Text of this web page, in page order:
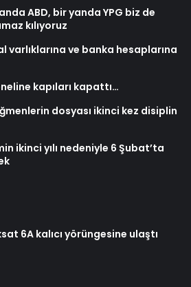
ABD, bir yanda YPG biz de
kılıyoruz
varlıklarına ve banka hesaplarına
kapıları kapattı…
dosyası ikinci kez disiplin
ikinci yılı nedeniyle 6 Şubat’ta
6A kalıcı yörüngesine ulaştı